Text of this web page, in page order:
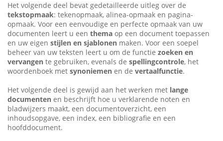
Het volgende deel bevat gedetailleerde uitleg over de
tekstopmaak: tekenopmaak, alinea-opmaak en pagina-
opmaak. Voor een eenvoudige en perfecte opmaak van uw
documenten leert u een thema op een document toepassen
en uw eigen stijlen en sjablonen maken. Voor een soepel
beheer van uw teksten leert u om de functie zoeken en
vervangen te gebruiken, evenals de spellingcontrole, het
woordenboek met synoniemen en de vertaalfunctie.
Het volgende deel is gewijd aan het werken met lange
documenten en beschrijft hoe u verklarende noten en
bladwijzers maakt, een documentoverzicht, een
inhoudsopgave, een index, een bibliografie en een
hoofddocument.